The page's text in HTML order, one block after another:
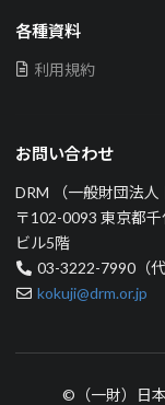
各種資料
利用規約
お問い合わせ
DRM （一般財団法人
〒102-0093 東京都
ビル5階
03-3222-7990（代
kokuji@drm.or.jp
©（一財）日